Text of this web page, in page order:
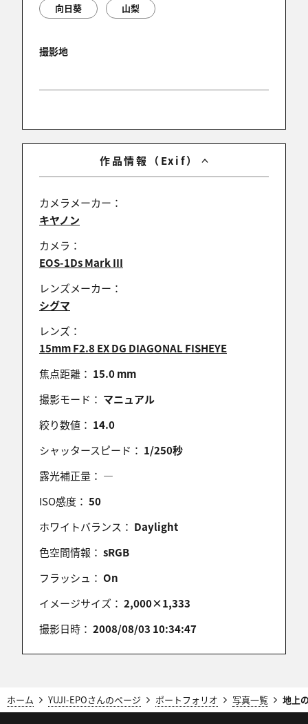
れっどさん、コメントありがとうございます。
が難しいですね！ でも１本あると面白いですよ～
レド
良い色ですね。
こういう写真を見るとFISHEYEが欲しくなります。
（汗）
パラダイスの怪人さん、コメントありがとうござい
(^_^)そんな風に思って頂けてうれしいです♪
パラダイスの怪人
2009/05/22 21:16:01
こんばんは
地上と空の二つの太陽ですね♪
10件中 1〜10件目
向日葵
山梨
撮影地
作品情報（Exif）
カメラメーカー：
キヤノン
カメラ：
EOS-1Ds Mark III
レンズメーカー：
シグマ
レンズ：
15mm F2.8 EX DG DIAGONAL FISHEYE
焦点距離： 15.0 mm
撮影モード： マニュアル
絞り数値： 14.0
シャッタースピード： 1/250秒
露光補正量： ―
ISO感度： 50
ホワイトバランス： Daylight
色空間情報： sRGB
フラッシュ： On
イメージサイズ： 2,000×1,333
撮影日時： 2008/08/03 10:34:47
ホーム YUJI-EPOさんのページ ポートフォリオ 写真一覧 地上